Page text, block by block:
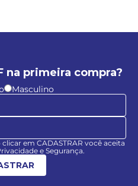
na primeira compra?
Masculino
em CADASTRAR você aceita
e Segurança.